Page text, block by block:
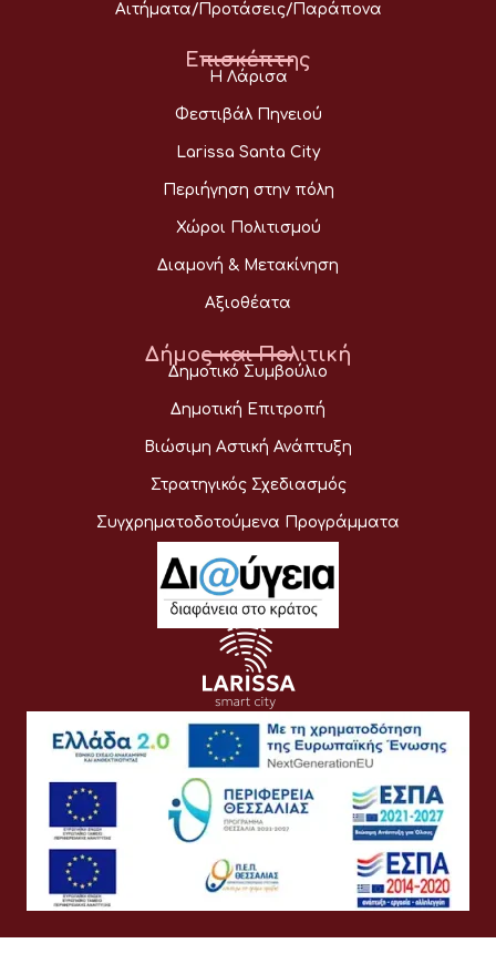
Αιτήματα/Προτάσεις/Παράπονα
Επισκέπτης
Η Λάρισα
Φεστιβάλ Πηνειού
Larissa Santa City
Περιήγηση στην πόλη
Χώροι Πολιτισμού
Διαμονή & Μετακίνηση
Αξιοθέατα
Δήμος και Πολιτική
Δημοτικό Συμβούλιο
Δημοτική Επιτροπή
Βιώσιμη Αστική Ανάπτυξη
Στρατηγικός Σχεδιασμός
Συγχρηματοδοτούμενα Προγράμματα